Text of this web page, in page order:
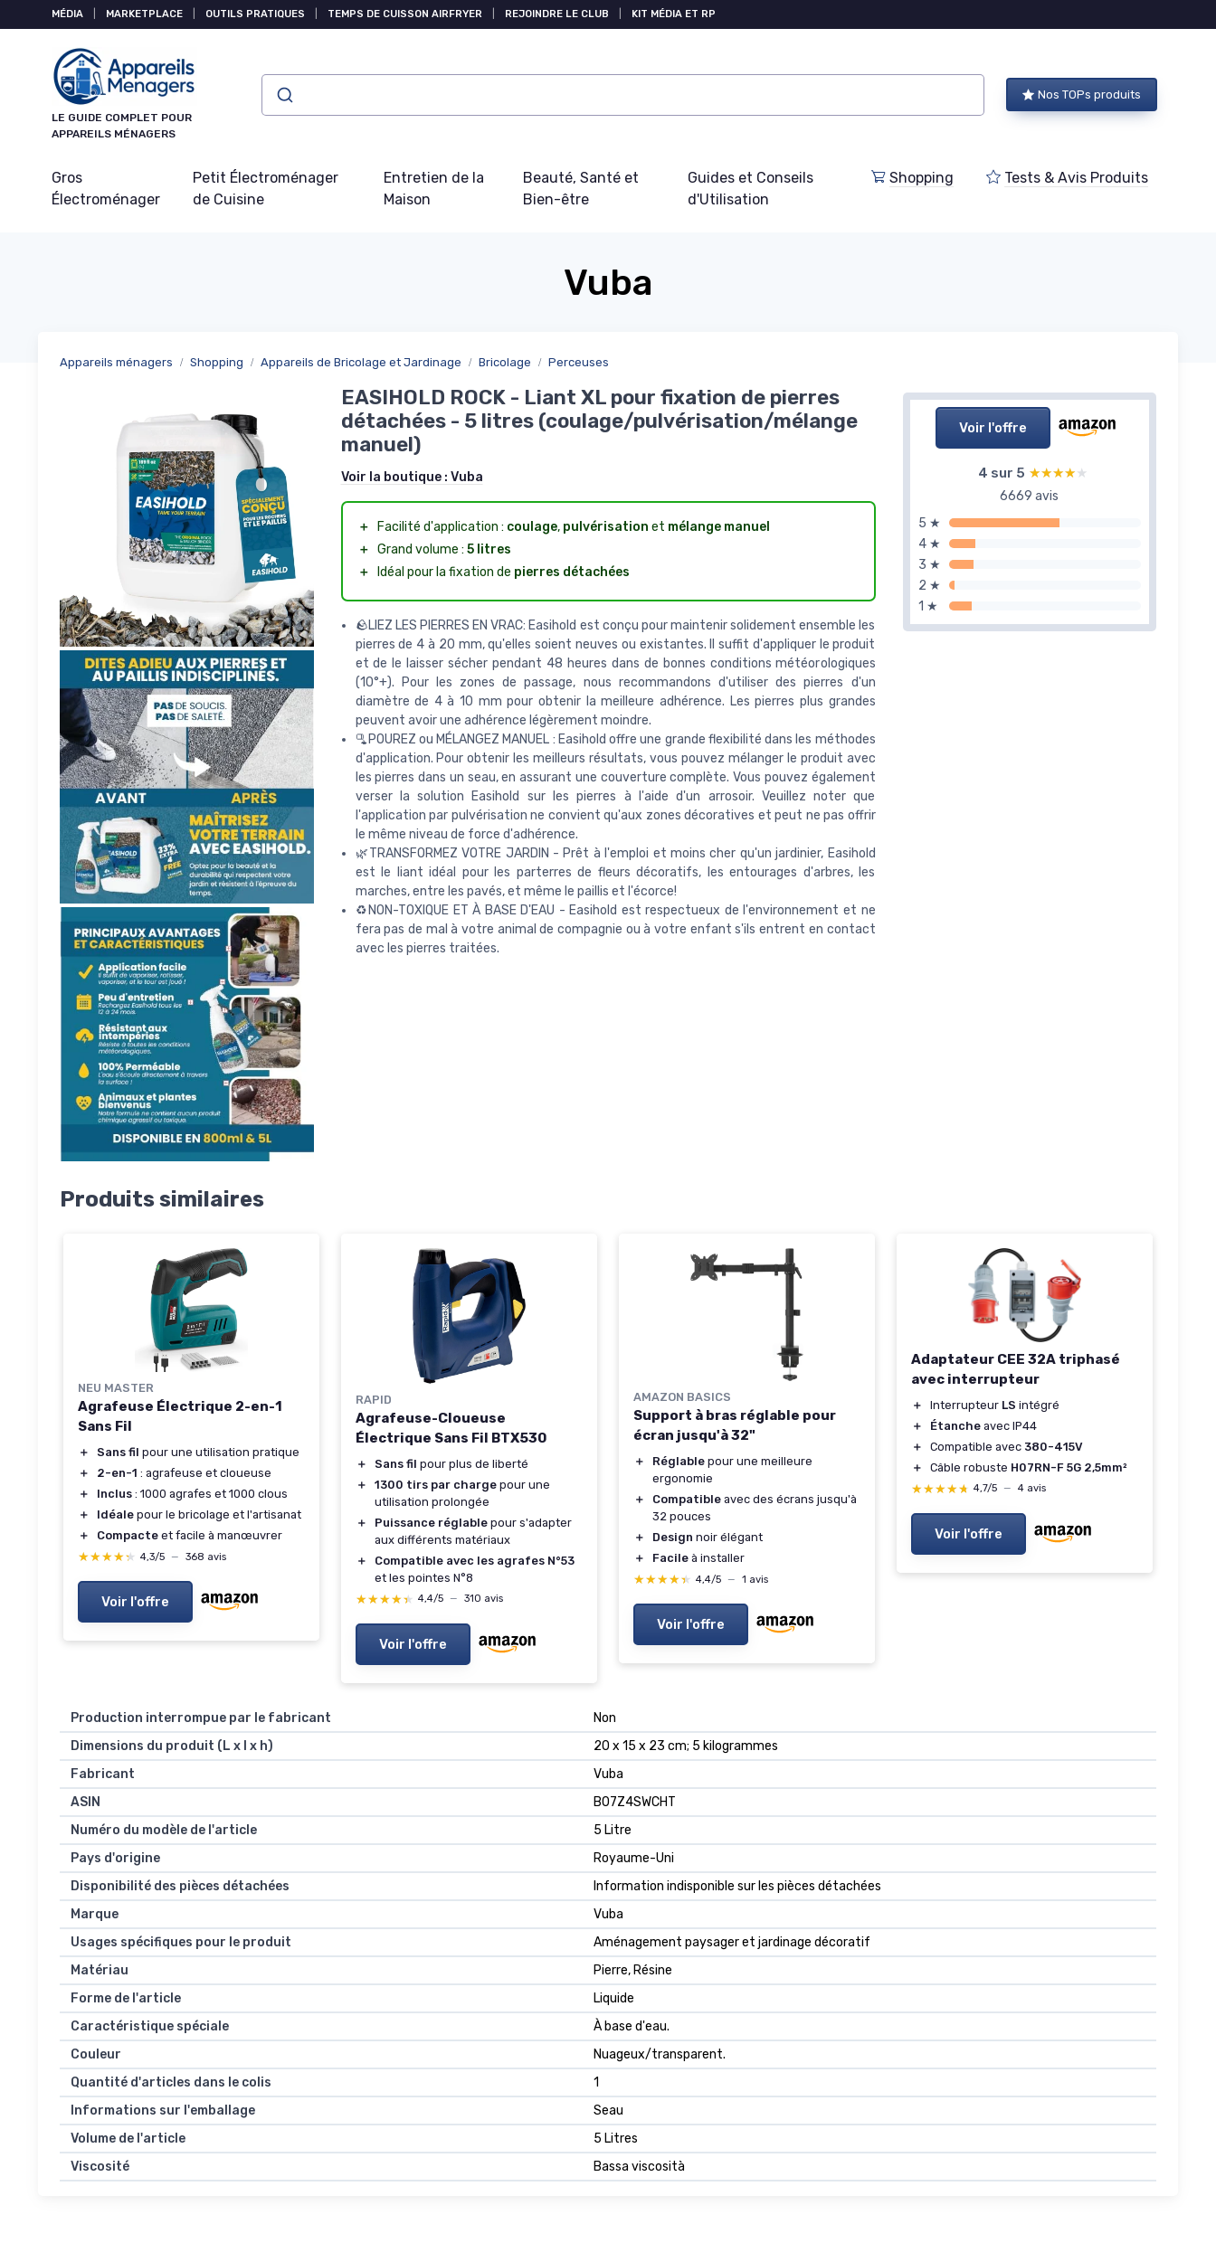
MÉDIA MARKETPLACE OUTILS PRATIQUES TEMPS DE CUISSON AIRFRYER REJOINDRE LE CLUB KIT MÉDIA ET RP
LE GUIDE COMPLET POUR
APPAREILS MÉNAGERS
Nos TOPs produits
Gros
Électroménager
Petit Électroménager
de Cuisine
Entretien de la
Maison
Beauté, Santé et
Bien-être
Guides et Conseils
d'Utilisation
Shopping Tests & Avis Produits
Vuba
Appareils ménagers Shopping Appareils de Bricolage et Jardinage Bricolage Perceuses
Voir l'offre
4 sur 5 ★★★★★
★★★★★
6669 avis
5 ★
4 ★
3 ★
2 ★
1 ★
EASIHOLD ROCK - Liant XL pour fixation de pierres
détachées - 5 litres (coulage/pulvérisation/mélange
manuel)
Voir la boutique : Vuba
＋ Facilité d'application : coulage, pulvérisation et mélange manuel
＋ Grand volume : 5 litres
＋
Idéal pour la fixation de pierres détachées
🪨LIEZ LES PIERRES EN VRAC: Easihold est conçu pour maintenir solidement ensemble les
pierres de 4 à 20 mm, qu'elles soient neuves ou existantes. Il suffit d'appliquer le produit
et de le laisser sécher pendant 48 heures dans de bonnes conditions météorologiques
(10°+). Pour les zones de passage, nous recommandons d'utiliser des pierres d'un
diamètre de 4 à 10 mm pour obtenir la meilleure adhérence. Les pierres plus grandes
peuvent avoir une adhérence légèrement moindre.
🫗POUREZ ou MÉLANGEZ MANUEL : Easihold offre une grande flexibilité dans les méthodes
d'application. Pour obtenir les meilleurs résultats, vous pouvez mélanger le produit avec
les pierres dans un seau, en assurant une couverture complète. Vous pouvez également
verser la solution Easihold sur les pierres à l'aide d'un arrosoir. Veuillez noter que
l'application par pulvérisation ne convient qu'aux zones décoratives et peut ne pas offrir
le même niveau de force d'adhérence.
🌿TRANSFORMEZ VOTRE JARDIN - Prêt à l'emploi et moins cher qu'un jardinier, Easihold
est le liant idéal pour les parterres de fleurs décoratifs, les entourages d'arbres, les
marches, entre les pavés, et même le paillis et l'écorce!
♻️NON-TOXIQUE ET À BASE D'EAU - Easihold est respectueux de l'environnement et ne
fera pas de mal à votre animal de compagnie ou à votre enfant s'ils entrent en contact
avec les pierres traitées.
Produits similaires
NEU MASTER
Agrafeuse Électrique 2-en-1
Sans Fil
＋ Sans fil pour une utilisation pratique
＋
2-en-1 : agrafeuse et cloueuse
＋
Inclus : 1000 agrafes et 1000 clous
＋
Idéale pour le bricolage et l'artisanat
＋
Compacte et facile à manœuvrer
★★★★★
★★★★★ 4,3/5 — 368 avis
Voir l'offre
RAPID
Agrafeuse-Cloueuse
Électrique Sans Fil BTX530
＋ Sans fil pour plus de liberté
＋
1300 tirs par charge pour une
utilisation prolongée
＋
Puissance réglable pour s'adapter
aux différents matériaux
＋
Compatible avec les agrafes N°53
et les pointes N°8
★★★★★
★★★★★ 4,4/5 — 310 avis
Voir l'offre
AMAZON BASICS
Support à bras réglable pour
écran jusqu'à 32"
＋ Réglable pour une meilleure
ergonomie
＋
Compatible avec des écrans jusqu'à
32 pouces
＋
Design noir élégant
＋
Facile à installer
★★★★★
★★★★★ 4,4/5 — 1 avis
Voir l'offre
Adaptateur CEE 32A triphasé
avec interrupteur
＋ Interrupteur LS intégré
＋
Étanche avec IP44
＋
Compatible avec 380-415V
＋
Câble robuste H07RN-F 5G 2,5mm²
★★★★★
★★★★★ 4,7/5 — 4 avis
Voir l'offre
Production interrompue par le fabricant
Non
Dimensions du produit (L x l x h)
20 x 15 x 23 cm; 5 kilogrammes
Fabricant
Vuba
ASIN
B07Z4SWCHT
Numéro du modèle de l'article
5 Litre
Pays d'origine
Royaume-Uni
Disponibilité des pièces détachées
Information indisponible sur les pièces détachées
Marque
Vuba
Usages spécifiques pour le produit
Aménagement paysager et jardinage décoratif
Matériau
Pierre, Résine
Forme de l'article
Liquide
Caractéristique spéciale
À base d'eau.
Couleur
Nuageux/transparent.
Quantité d'articles dans le colis
1
Informations sur l'emballage
Seau
Volume de l'article
5 Litres
Viscosité
Bassa viscosità
Panneau de gestion des cookies